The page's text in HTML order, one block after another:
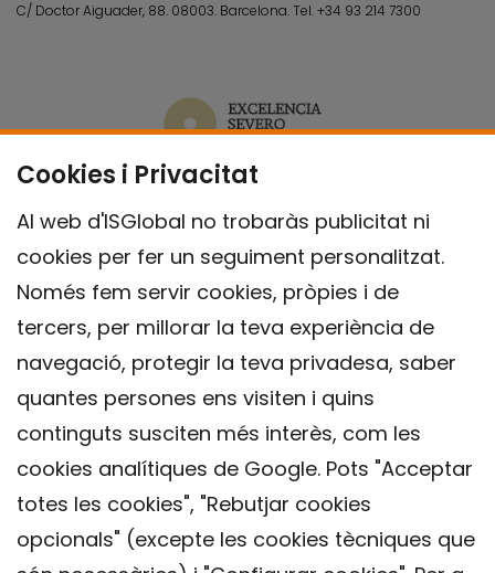
Cookies i Privacitat
Al web d'ISGlobal no trobaràs publicitat ni
cookies per fer un seguiment personalitzat.
Només fem servir cookies, pròpies i de
tercers, per millorar la teva experiència de
navegació, protegir la teva privadesa, saber
quantes persones ens visiten i quins
continguts susciten més interès, com les
cookies analítiques de Google. Pots "Acceptar
totes les cookies", "Rebutjar cookies
opcionals" (excepte les cookies tècniques que
C/ Doctor Aiguader, 88. 08003. Barcelona.Tel.+34 93 214 7300
Contacte